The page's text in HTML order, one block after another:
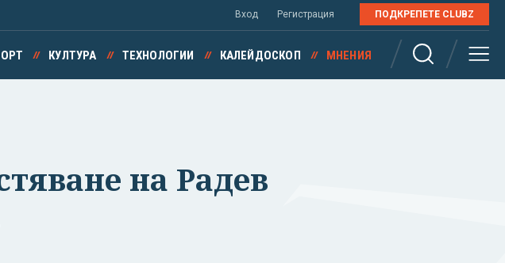
Вход Регистрация ПОДКРЕПЕТЕ CLUBZ
КУЛТУРА ТЕХНОЛОГИИ КАЛЕЙДОСКОП МНЕНИЯ
на Радев